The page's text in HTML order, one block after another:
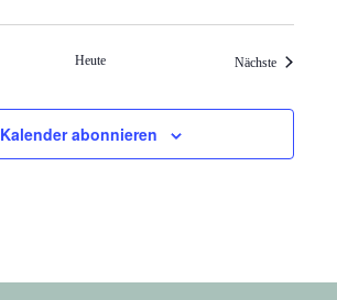
Heute Nächste
Kalender abonnieren